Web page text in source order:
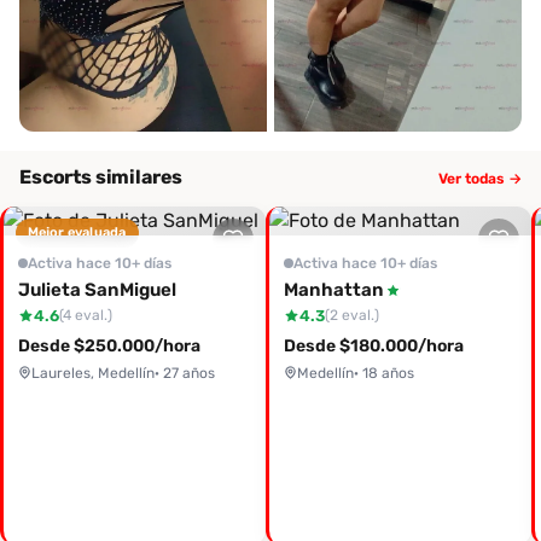
Escorts similares Ver todas →
Mejor evaluada
Activa hace 10+ días
Julieta SanMiguel
4.6(4 eval.)
Desde $250.000/hora
Laureles, Medellín· 27 años
Activa hace 10+ días
Manhattan
4.3(2 eval.)
Desde $180.000/hora
Medellín· 18 años